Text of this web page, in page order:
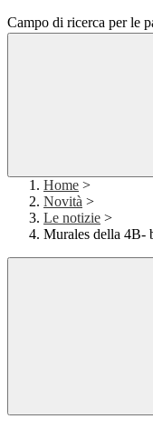
Campo di ricerca per le
Home >
Novità >
Le notizie >
Murales della 4B-